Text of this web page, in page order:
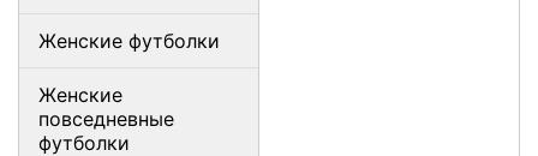
Женские футболки
Женские
повседневные
футболки